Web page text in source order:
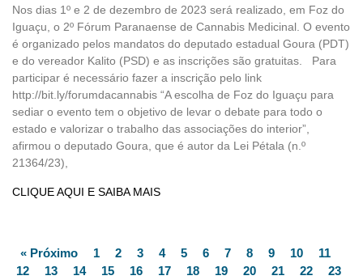
Nos dias 1º e 2 de dezembro de 2023 será realizado, em Foz do
Iguaçu, o 2º Fórum Paranaense de Cannabis Medicinal. O evento
é organizado pelos mandatos do deputado estadual Goura (PDT)
e do vereador Kalito (PSD) e as inscrições são gratuitas. Para
participar é necessário fazer a inscrição pelo link
http://bit.ly/forumdacannabis “A escolha de Foz do Iguaçu para
sediar o evento tem o objetivo de levar o debate para todo o
estado e valorizar o trabalho das associações do interior”,
afirmou o deputado Goura, que é autor da Lei Pétala (n.º
21364/23),
CLIQUE AQUI E SAIBA MAIS
« Próximo 1 2 3 4 5 6 7 8 9 10
11
12
13 14 15 16 17 18 19 20 21 22
23